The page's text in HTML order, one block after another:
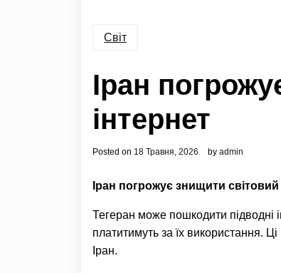
Світ
Іран
інтернет
Posted on 18 Травня, 2026 by admin
Іран погрожує знищити світовий
Тегеран може пошкодити підводні
платитимуть за їх використання.
Іран.